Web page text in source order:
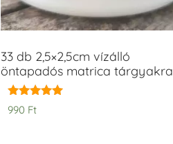
33 db 2,5×2,5cm vízálló
öntapadós matrica tárgyakra
Értékelés:
5.00
990 Ft